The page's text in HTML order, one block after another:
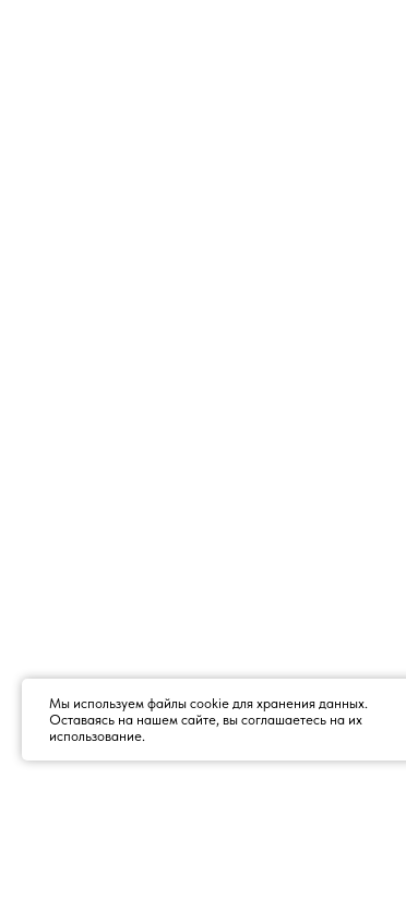
Мы используем файлы cookie для хранения данных.
Оставаясь на нашем сайте, вы соглашаетесь на их
использование.